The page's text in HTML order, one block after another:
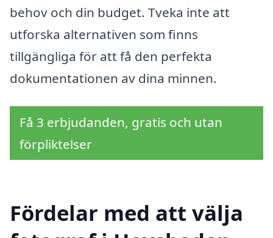
behov och din budget. Tveka inte att
utforska alternativen som finns
tillgängliga för att få den perfekta
dokumentationen av dina minnen.
Få 3 erbjudanden, gratis och utan
förpliktelser
Fördelar med att välja